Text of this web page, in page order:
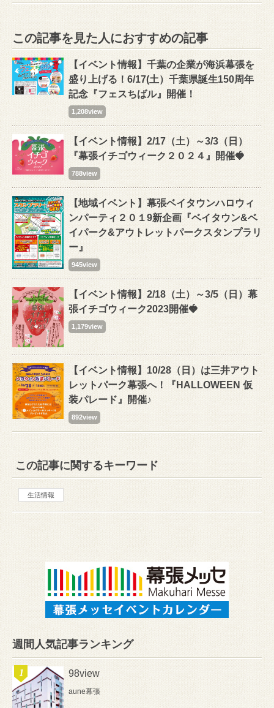
この記事を見た人におすすめの記事
【イベント情報】千葉の企業が海浜幕張を
盛り上げる！6/17(土）千葉県誕生150周年
記念『フェスちばル』開催！
1,208view
【イベント情報】2/17（土）～3/3（日）
『幕張イチゴウィーク２０２４』開催🍓
788view
【地域イベント】幕張ベイタウンハロウィ
ンパーティ２０１9新企画『ベイタウン&ベ
イパーク&アウトレットパークスタンプラリ
ー』
945view
【イベント情報】2/18（土）～3/5（日）幕
張イチゴウィーク2023開催🍓
1,179view
【イベント情報】10/28（日）は三井アウト
レットパーク幕張へ！『HALLOWEEN 仮
装パレード』開催♪
892view
この記事に関するキーワード
生活情報
週間人気記事ランキング
98view
aune幕張